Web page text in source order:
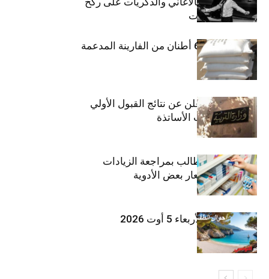
مسرح الحمامات
منوبة: حجز 6،3 أطنان من الفارينة المدعمة
وزارة التربية تعلن عن نتائج القبول الأولي
لمناظرة انتداب الأساتذة
اتحاد الشغل يطالب بمراجعة الزيادات
الأخيرة في أسعار بعض الأدوية
طقس اليوم الأربعاء 5 أوت 2026